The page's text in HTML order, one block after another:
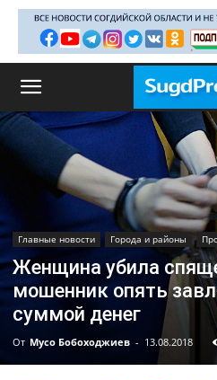
Главные новости Города и районы
Женщина убила
мошенник опять
суммой денег
От Мусо Бобоходжиев - 13.08.2018